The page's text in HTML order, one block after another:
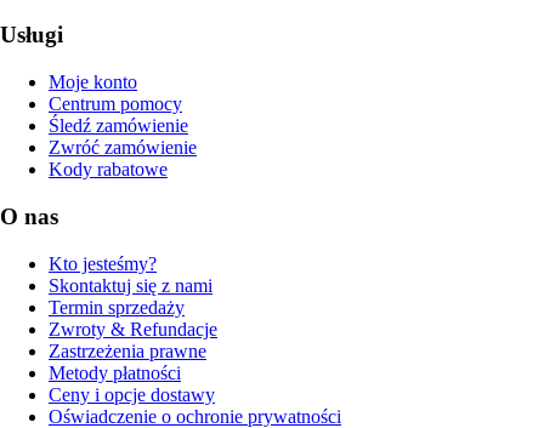
Usługi
Moje konto
Centrum pomocy
Śledź zamówienie
Zwróć zamówienie
Kody rabatowe
O nas
Kto jesteśmy?
Skontaktuj się z nami
Termin sprzedaży
Zwroty & Refundacje
Zastrzeżenia prawne
Metody płatności
Ceny i opcje dostawy
Oświadczenie o ochronie prywatności